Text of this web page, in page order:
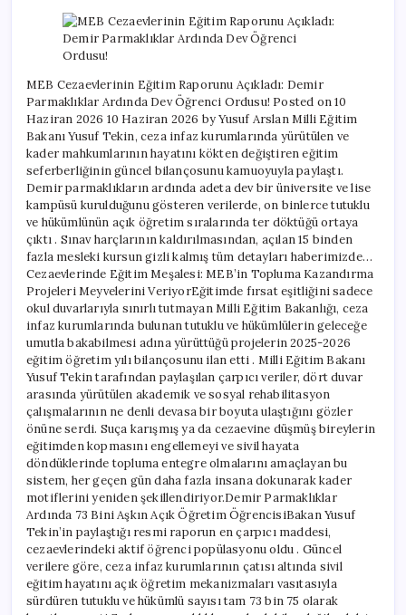
Açıkladı:
Demir
Öğrenci
Ordusu!
için
MEB Cezaevlerinin Eğitim Raporunu Açıkladı: Demir
Parmaklıklar Ardında Dev Öğrenci Ordusu! Posted on 10
Haziran 2026 10 Haziran 2026 by Yusuf Arslan Milli Eğitim
Bakanı Yusuf Tekin, ceza infaz kurumlarında yürütülen ve
kader mahkumlarının hayatını kökten değiştiren eğitim
seferberliğinin güncel bilançosunu kamuoyuyla paylaştı.
Demir parmaklıkların ardında adeta dev bir üniversite ve lise
kampüsü kurulduğunu gösteren verilerde, on binlerce tutuklu
ve hükümlünün açık öğretim sıralarında ter döktüğü ortaya
çıktı . Sınav harçlarının kaldırılmasından, açılan 15 binden
fazla mesleki kursun gizli kalmış tüm detayları haberimizde…
Cezaevlerinde Eğitim Meşalesi: MEB’in Topluma Kazandırma
Projeleri Meyvelerini VeriyorEğitimde fırsat eşitliğini sadece
okul duvarlarıyla sınırlı tutmayan Milli Eğitim Bakanlığı, ceza
infaz kurumlarında bulunan tutuklu ve hükümlülerin geleceğe
umutla bakabilmesi adına yürüttüğü projelerin 2025-2026
eğitim öğretim yılı bilançosunu ilan etti . Milli Eğitim Bakanı
Yusuf Tekin tarafından paylaşılan çarpıcı veriler, dört duvar
arasında yürütülen akademik ve sosyal rehabilitasyon
çalışmalarının ne denli devasa bir boyuta ulaştığını gözler
önüne serdi. Suça karışmış ya da cezaevine düşmüş bireylerin
eğitimden kopmasını engellemeyi ve sivil hayata
döndüklerinde topluma entegre olmalarını amaçlayan bu
sistem, her geçen gün daha fazla insana dokunarak kader
motiflerini yeniden şekillendiriyor.Demir Parmaklıklar
Ardında 73 Bini Aşkın Açık Öğretim ÖğrencisiBakan Yusuf
Tekin’in paylaştığı resmi raporun en çarpıcı maddesi,
cezaevlerindeki aktif öğrenci popülasyonu oldu . Güncel
verilere göre, ceza infaz kurumlarının çatısı altında sivil
eğitim hayatını açık öğretim mekanizmaları vasıtasıyla
sürdüren tutuklu ve hükümlü sayısı tam 73 bin 75 olarak